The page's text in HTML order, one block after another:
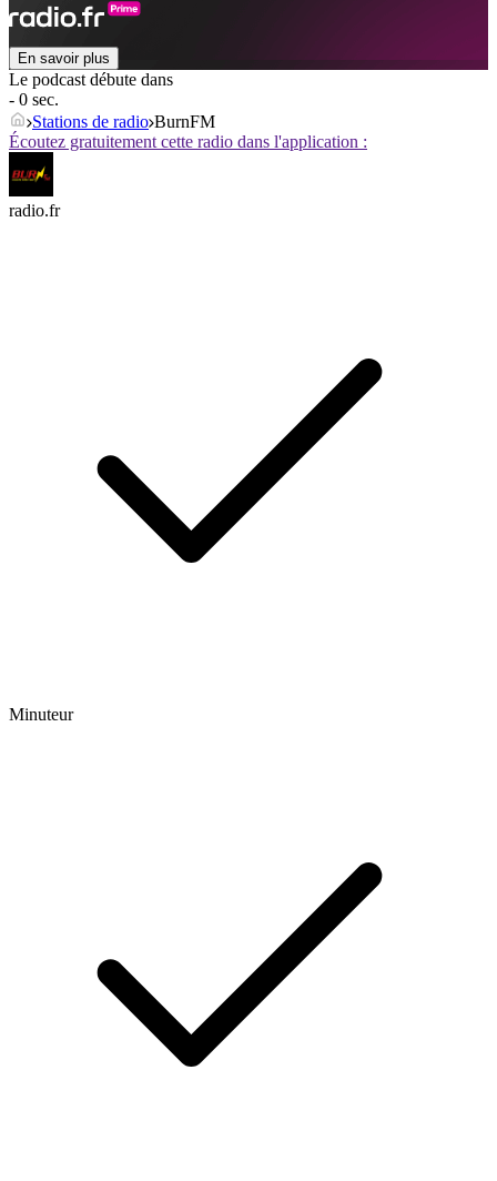
En savoir plus
Le podcast débute dans
- 0 sec.
Stations de radio BurnFM
Écoutez gratuitement cette radio dans l'application :
radio.fr
Minuteur